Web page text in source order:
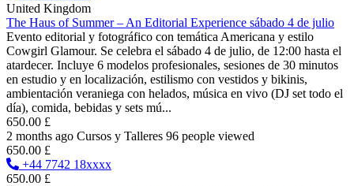
United Kingdom
The Haus of Summer – An Editorial Experience sábado 4 de julio
Evento editorial y fotográfico con temática Americana y estilo
Cowgirl Glamour. Se celebra el sábado 4 de julio, de 12:00 hasta el
atardecer. Incluye 6 modelos profesionales, sesiones de 30 minutos
en estudio y en localización, estilismo con vestidos y bikinis,
ambientación veraniega con helados, música en vivo (DJ set todo el
día), comida, bebidas y sets mú...
650.00 £
2 months ago Cursos y Talleres 96 people viewed
650.00 £
+44 7742 18xxxx
650.00 £